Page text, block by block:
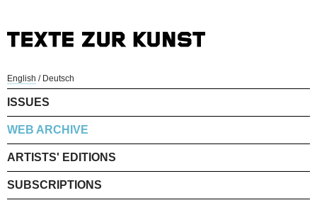
English / Deutsch
ISSUES
WEB ARCHIVE
ARTISTS' EDITIONS
SUBSCRIPTIONS